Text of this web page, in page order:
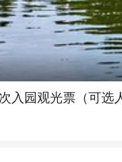
入园观光票（可